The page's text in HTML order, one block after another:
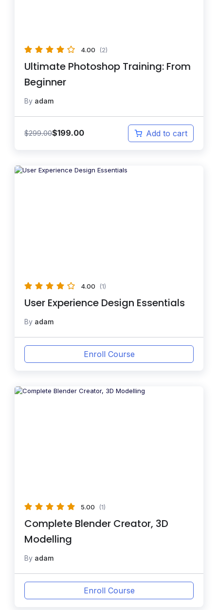
4.00 (2)
Ultimate Photoshop Training: From
Beginner
By adam
$299.00$199.00 Add to cart
4.00 (1)
User Experience Design Essentials
By adam
Enroll Course
5.00 (1)
Complete Blender Creator, 3D
Modelling
By adam
Enroll Course